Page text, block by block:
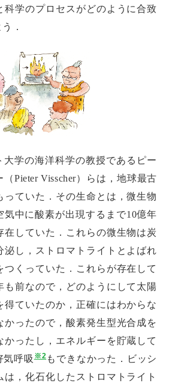
科学のプロセスがどのように合致
．
大学の海洋科学の教授であるピー
Pieter Visscher）らは，地球最古
っていた．その生命とは，微生物
気中に酸素が出現するまで10億年
在していた．これらの微生物は炭
泌し，ストロマトライトとよばれ
つくっていた．これらが存在して
も前なので，どのようにして太陽
得ていたのか，正確にはわからな
かったので，酸素発生型光合成を
かったし，エネルギーを貯蔵して
気呼吸※2もできなかった．ビッシ
は，化石化したストロマトライト